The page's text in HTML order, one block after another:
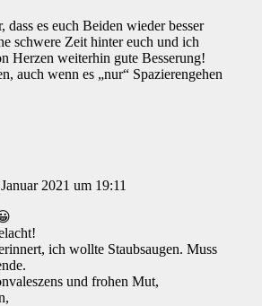
dass es euch Beiden wieder besser
schwere Zeit hinter euch und ich
Herzen weiterhin gute Besserung!
auch wenn es „nur“ Spazierengehen
2021 um 19:11
ich wollte Staubsaugen. Muss
und frohen Mut,